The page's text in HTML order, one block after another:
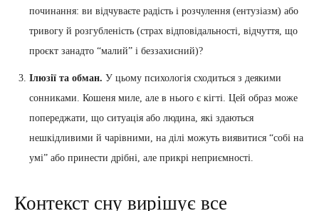
починання: ви відчуваєте радість і розчулення (ентузіазм) або
тривогу й розгубленість (страх відповідальності, відчуття, що
проєкт занадто “малий” і беззахисний)?
Ілюзії та обман. У цьому психологія сходиться з деякими
сонниками. Кошеня миле, але в нього є кігті. Цей образ може
попереджати, що ситуація або людина, які здаються
нешкідливими й чарівними, на ділі можуть виявитися “собі на
умі” або принести дрібні, але прикрі неприємності.
Контекст сну вирішує все